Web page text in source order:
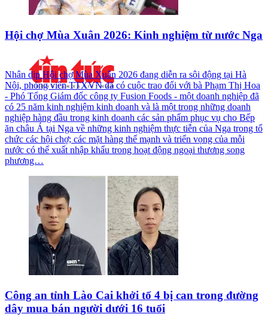
Hội chợ Mùa Xuân 2026: Kinh nghiệm từ nước Nga
Nhân dịp Hội chợ Mùa Xuân 2026 đang diễn ra sôi động tại Hà
Nội, phóng viên TTXVN đã có cuộc trao đổi với bà Phạm Thị Hoa
- Phó Tổng Giám đốc công ty Fusion Foods - một doanh nghiệp đã
có 25 năm kinh nghiệm kinh doanh và là một trong những doanh
nghiệp hàng đầu trong kinh doanh các sản phẩm phục vụ cho Bếp
ăn châu Á tại Nga về những kinh nghiệm thực tiễn của Nga trong tổ
chức các hội chợ; các mặt hàng thế mạnh và triển vọng của mỗi
nước có thể xuất nhập khẩu trong hoạt động ngoại thương song
phương…
Công an tỉnh Lào Cai khởi tố 4 bị can trong đường
dây mua bán người dưới 16 tuổi